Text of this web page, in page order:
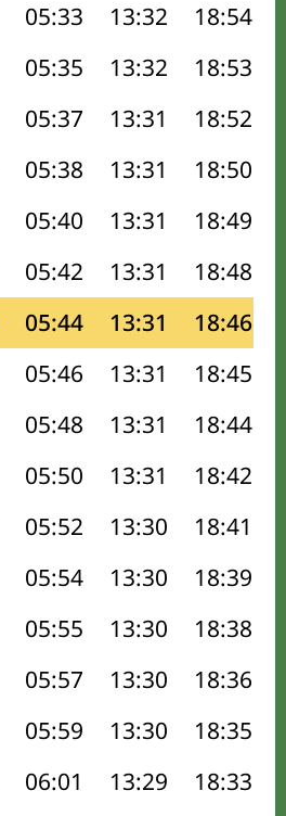
05:33 13:32 18:54
05:35 13:32 18:53
05:37 13:31 18:52
05:38 13:31 18:50
05:40 13:31 18:49
05:42 13:31 18:48
05:44 13:31 18:46
05:46 13:31 18:45
05:48 13:31 18:44
05:50 13:31 18:42
05:52 13:30 18:41
05:54 13:30 18:39
05:55 13:30 18:38
05:57 13:30 18:36
05:59 13:30 18:35
06:01 13:29 18:33